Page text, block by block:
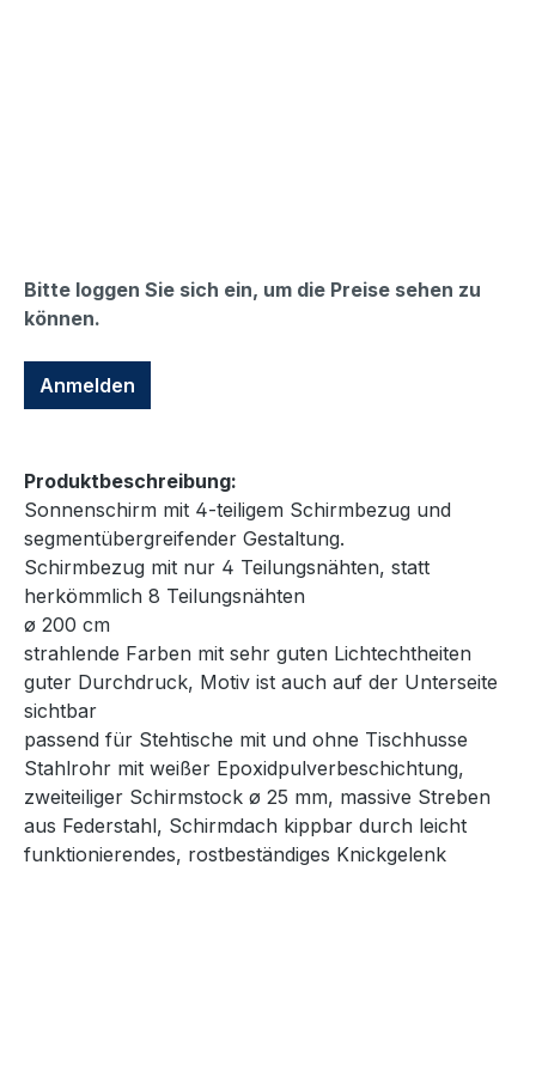
Bitte loggen Sie sich ein, um die Preise sehen zu
können.
Anmelden
Produktbeschreibung:
Sonnenschirm mit 4-teiligem Schirmbezug und
segmentübergreifender Gestaltung.
Schirmbezug mit nur 4 Teilungsnähten, statt
herkömmlich 8 Teilungsnähten
ø 200 cm
strahlende Farben mit sehr guten Lichtechtheiten
guter Durchdruck, Motiv ist auch auf der Unterseite
sichtbar
passend für Stehtische mit und ohne Tischhusse
Stahlrohr mit weißer Epoxidpulverbeschichtung,
zweiteiliger Schirmstock ø 25 mm, massive Streben
aus Federstahl, Schirmdach kippbar durch leicht
funktionierendes, rostbeständiges Knickgelenk